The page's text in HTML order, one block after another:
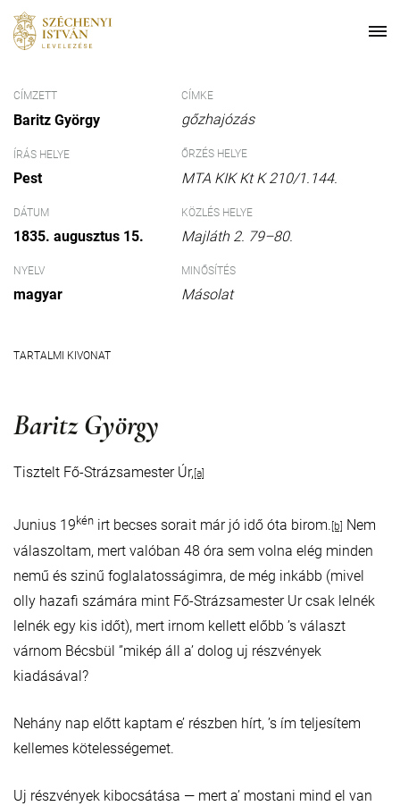
CÍMZETT
Baritz György
ÍRÁS HELYE
Pest
DÁTUM
1835. augusztus 15.
NYELV
magyar
CÍMKE
gőzhajózás
ŐRZÉS HELYE
MTA KIK Kt K 210/1.144.
KÖZLÉS HELYE
Majláth 2. 79–80.
MINŐSÍTÉS
Másolat
TARTALMI KIVONAT
Baritz György
Tisztelt Fő-Strázsamester Úr, [a]
Junius 19kén irt becses sorait már jó idő óta birom. [b]
Nem
válaszoltam, mert valóban 48 óra sem volna elég minden
nemű és szinű foglalatosságimra, de még inkább (mivel
olly hazafi számára mint Fő-Strázsamester Ur csak lelnék
lelnék egy kis időt), mert irnom kellett előbb ’s választ
várnom Bécsbül ”mikép áll a’ dolog uj részvények
kiadásával?
Nehány nap előtt kaptam e’ részben hírt, ’s ím teljesítem
kellemes kötelességemet.
Uj részvények kibocsátása — mert a’ mostani mind el van